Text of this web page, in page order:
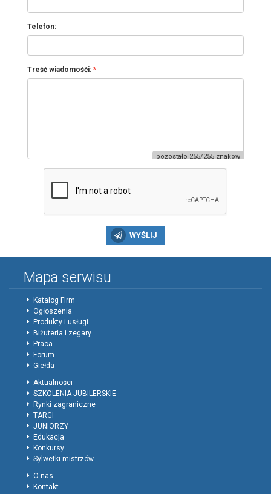
Telefon:
Treść wiadomośći:
WYŚLIJ
Mapa serwisu
Katalog Firm
Ogłoszenia
Produkty i usługi
Biżuteria i zegary
Praca
Forum
Giełda
Aktualności
SZKOLENIA JUBILERSKIE
Rynki zagraniczne
TARGI
JUNIORZY
Edukacja
Konkursy
Sylwetki mistrzów
O nas
Kontakt
pozostało 255/255 znaków